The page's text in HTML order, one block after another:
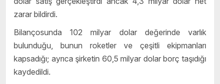
zarar bildirdi.
Bilançosunda 102 milyar dolar değerinde varlık
bulunduğu, bunun roketler ve çeşitli ekipmanları
kapsadığı; ayrıca şirketin 60,5 milyar dolar borç taşıdığı
kaydedildi.